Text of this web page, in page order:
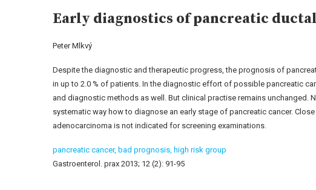
Early diagnostics of pancreatic
Peter Mlkvý
Despite the diagnostic and therapeutic progress, the prognosis of
in up to 2.0 % of patients. In the diagnostic effort of possible pancreatic
and diagnostic methods as well. But clinical practise remains
systematic way how to diagnose an early stage of pancreatic cancer.
adenocarcinoma is not indicated for screening examinations.
pancreatic cancer, bad prognosis, high risk group
Gastroenterol. prax 2013; 12 (2): 91-95